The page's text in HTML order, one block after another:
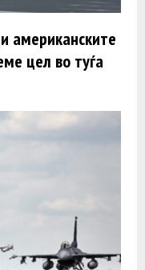
американските
цел во туѓа